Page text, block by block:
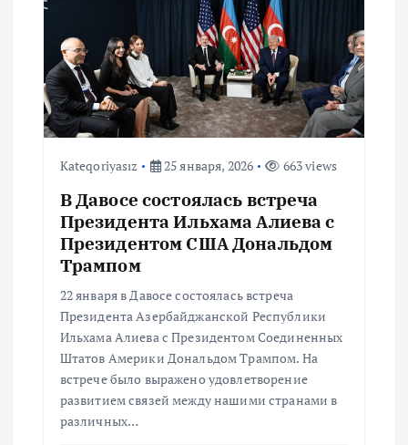
Kateqoriyasız 25 января, 2026 663 views
В Давосе состоялась встреча
Президента Ильхама Алиева с
Президентом США Дональдом
Трампом
22 января в Давосе состоялась встреча
Президента Азербайджанской Республики
Ильхама Алиева с Президентом Соединенных
Штатов Америки Дональдом Трампом. На
встрече было выражено удовлетворение
развитием связей между нашими странами в
различных…